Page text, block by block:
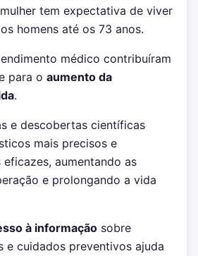
tem expectativa de viver
homens até os 73 anos.
médico contribuíram
para o aumento da
.
e descobertas científicas
mais precisos e
aumentando as
e prolongando a vida
à informação sobre
e cuidados preventivos ajuda